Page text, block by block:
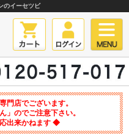
のイーセツビ
門店でございます。
」のでご注意下さい。
出来かねます ◆